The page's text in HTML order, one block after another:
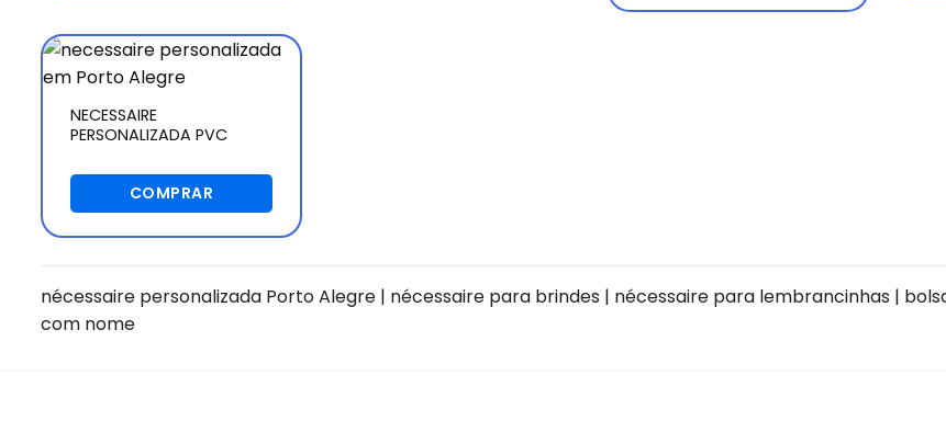
NECESSAIRE
PERSONALIZADA PVC
COMPRAR
nécessaire personalizada Porto Alegre | nécessaire para brindes | nécessaire para lembrancinhas |
com nome